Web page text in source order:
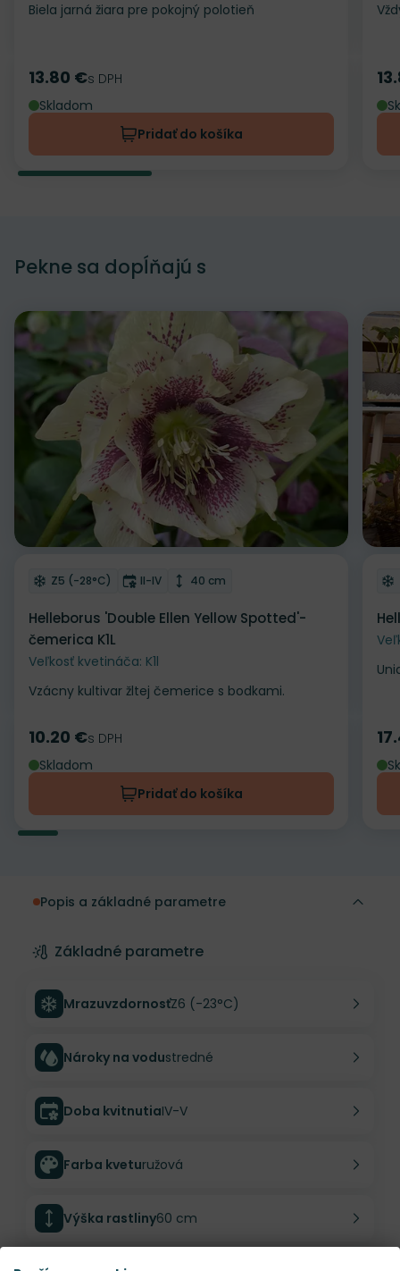
Biela jarná žiara pre pokojný polotieň
Cena
13.80 €s DPH
Skladom
Pridať do košíka
Pekne sa dopĺňajú s
Odober do zoznamu želaní
Mrazuvzdornosť
Z5 (-28°C) Doba kvitnutia
II-IV Výška rastliny
40 cm
Helleborus 'Double Ellen Yellow Spotted'-
čemerica K1L
Veľkosť kvetináča: K1l
Vzácny kultivar žltej čemerice s bodkami.
Cena
10.20 €s DPH
Skladom
Pridať do košíka
Popis a základné parametre
Základné parametre
MrazuvzdornosťZ6 (-23°C)
Nároky na vodustredné
Doba kvitnutiaIV-V
Farba kveturužová
Výška rastliny60 cm